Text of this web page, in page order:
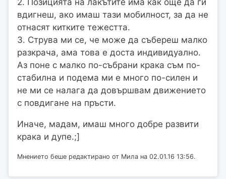
вдигнеш, ако имаш тази мобилност, за да не
отнасят китките тежестта.
3. Струва ми се, че може да събереш малко
разкрача, ама това е доста индивидуално.
Аз поне с малко по-събрани крака съм по-
стабилна и подема ми е много по-силен и
не ми се налага да довършвам движението
с повдигане на пръсти.
Иначе, мадам, имаш много добре развити
крака и дупе.;]
Мнението беше редактирано от Мила на 02.01.16 13:56.